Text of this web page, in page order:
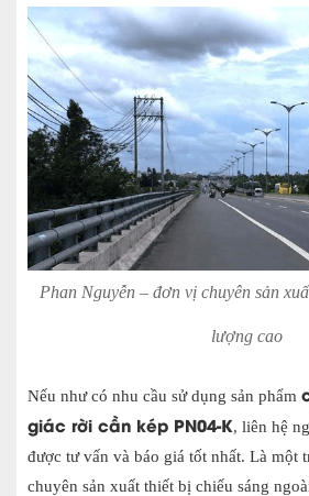
Phan Nguyễn – đơn vị chuyên sản
lượng cao
Nếu như có nhu cầu sử dụng sản phẩm
giác rời cần kép PN04-K, liên hệ
được tư vấn và báo giá tốt nhất. Là một
chuyên sản xuất thiết bị chiếu sáng